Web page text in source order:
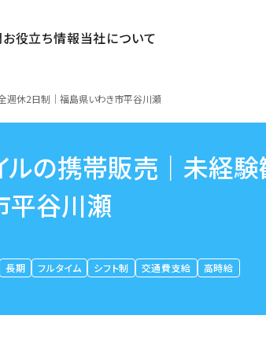
お役立ち情報当社について
週休2日制｜福島県いわき市平谷川瀬
ルの携帯販売｜未経
平谷川瀬
長期 フルタイム シフト制 交通費支給
高時給